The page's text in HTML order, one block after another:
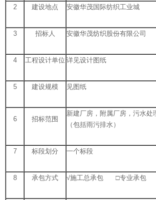
2 建设地点 安徽华茂国际纺织工业城
3 招标人 安徽华茂纺织股份有限公司
4 工程设计单位 详见设计图纸
5 建设规模 见图纸
6 招标范围
新建厂房，附属厂房，污水处
（包括雨污排水）
7 标段划分 一个标段
8 承包方式 √施工总承包 □专业承包